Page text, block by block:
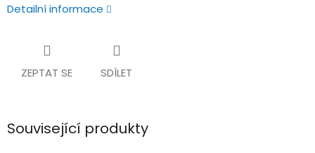
Detailní informace
ZEPTAT SE SDÍLET
Související produkty